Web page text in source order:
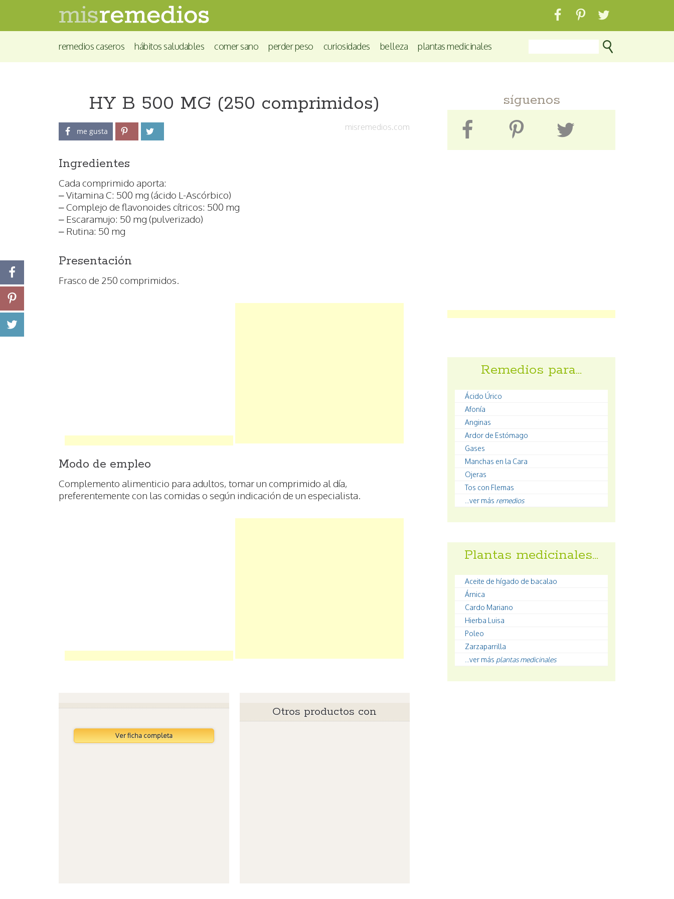
remedios caseros hábitos saludables comer sano perder peso curiosidades belleza plantas medicinales
HY B 500 MG (250 comprimidos)
misremedios.com
me gusta
Ingredientes
Cada comprimido aporta:
– Vitamina C: 500 mg (ácido L-Ascórbico)
– Complejo de flavonoides cítricos: 500 mg
– Escaramujo: 50 mg (pulverizado)
– Rutina: 50 mg
Presentación
Frasco de 250 comprimidos.
Modo de empleo
Complemento alimenticio para adultos, tomar un comprimido al día,
preferentemente con las comidas o según indicación de un especialista.
Ver ficha completa
Otros productos con
síguenos
Remedios para…
Ácido Úrico
Afonía
Anginas
Ardor de Estómago
Gases
Manchas en la Cara
Ojeras
Tos con Flemas
...ver más remedios
Plantas medicinales…
Aceite de hígado de bacalao
Árnica
Cardo Mariano
Hierba Luisa
Poleo
Zarzaparrilla
...ver más plantas medicinales